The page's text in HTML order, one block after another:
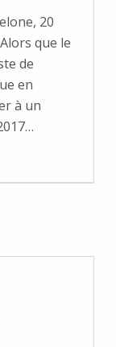
20
que le
de
en
à un